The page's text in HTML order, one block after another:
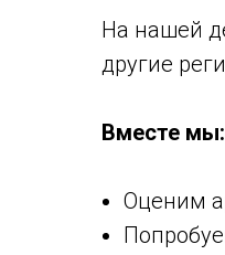
На нашей
другие
Вместе мы:
Оценим